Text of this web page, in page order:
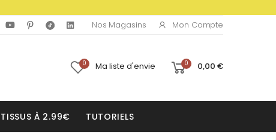
Nos Magasins Mon Compte
0 Ma liste d'envie 0 0,00 €
TISSUS À 2.99€ TUTORIELS